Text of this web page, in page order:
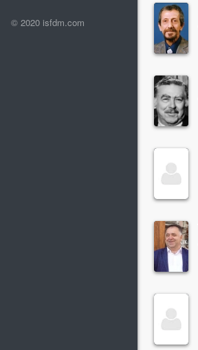
© 2020 isfdm.com